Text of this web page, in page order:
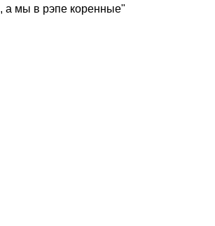
а мы в рэпе коренные"